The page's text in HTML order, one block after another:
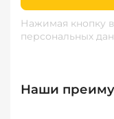
Нажимая кнопку
персональных
Наши